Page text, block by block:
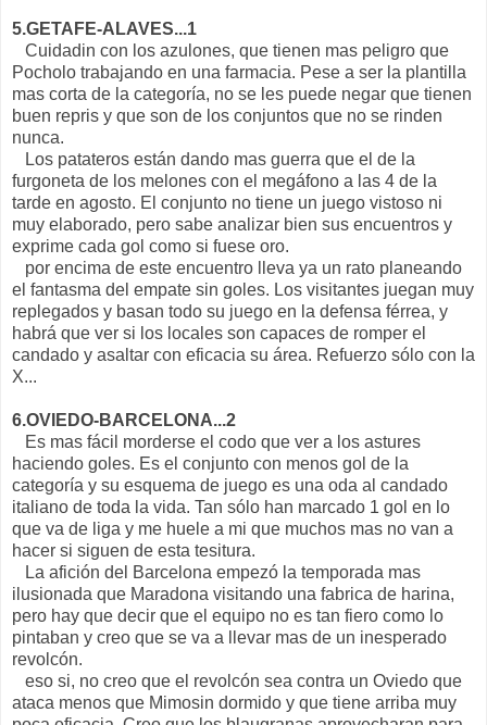
5.GETAFE-ALAVES...1
Cuidadin con los azulones, que tienen mas peligro que
Pocholo trabajando en una farmacia. Pese a ser la plantilla
mas corta de la categoría, no se les puede negar que tienen
buen repris y que son de los conjuntos que no se rinden
nunca.
Los patateros están dando mas guerra que el de la
furgoneta de los melones con el megáfono a las 4 de la
tarde en agosto. El conjunto no tiene un juego vistoso ni
muy elaborado, pero sabe analizar bien sus encuentros y
exprime cada gol como si fuese oro.
por encima de este encuentro lleva ya un rato planeando
el fantasma del empate sin goles. Los visitantes juegan muy
replegados y basan todo su juego en la defensa férrea, y
habrá que ver si los locales son capaces de romper el
candado y asaltar con eficacia su área. Refuerzo sólo con la
X...
6.OVIEDO-BARCELONA...2
Es mas fácil morderse el codo que ver a los astures
haciendo goles. Es el conjunto con menos gol de la
categoría y su esquema de juego es una oda al candado
italiano de toda la vida. Tan sólo han marcado 1 gol en lo
que va de liga y me huele a mi que muchos mas no van a
hacer si siguen de esta tesitura.
La afición del Barcelona empezó la temporada mas
ilusionada que Maradona visitando una fabrica de harina,
pero hay que decir que el equipo no es tan fiero como lo
pintaban y creo que se va a llevar mas de un inesperado
revolcón.
eso si, no creo que el revolcón sea contra un Oviedo que
ataca menos que Mimosin dormido y que tiene arriba muy